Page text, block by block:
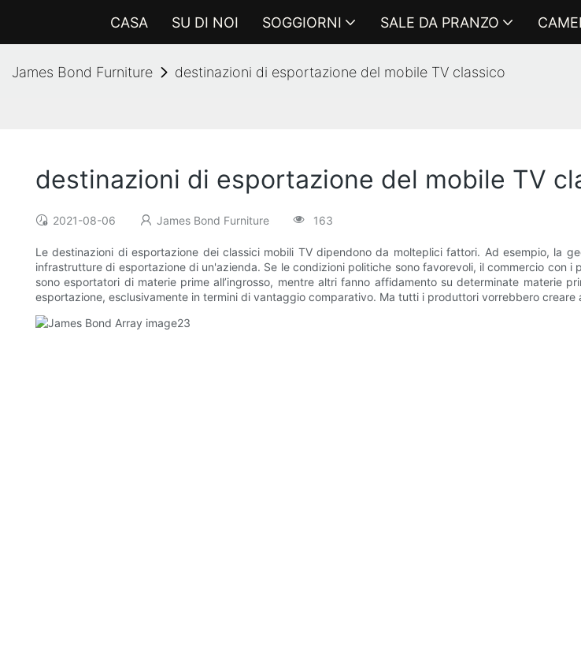
CASA SU DI NOI SOGGIORNI SALE DA PRANZO
James Bond Furniture destinazioni di esportazione del mobile TV classico
destinazioni di esportazione del mobile TV
2021-08-06 James Bond Furniture 163
Le destinazioni di esportazione dei classici mobili TV dipendono da molteplici fattori. Ad esempio, la
infrastrutture di esportazione di un'azienda. Se le condizioni politiche sono favorevoli, il commercio con
sono esportatori di materie prime all’ingrosso, mentre altri fanno affidamento su determinate materie
esportazione, esclusivamente in termini di vantaggio comparativo. Ma tutti i produttori vorrebbero creare